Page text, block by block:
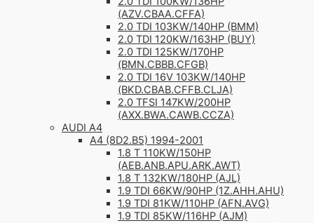
(AZV.CBAA.CFFA)
2.0 TDI 103KW/140HP (BMM)
2.0 TDI 120KW/163HP (BUY)
2.0 TDI 125KW/170HP
(BMN.CBBB.CFGB)
2.0 TDI 16V 103KW/140HP
(BKD.CBAB.CFFB.CLJA)
2.0 TFSI 147KW/200HP
(AXX.BWA.CAWB.CCZA)
AUDI A4
A4 (8D2.B5) 1994-2001
1.8 T 110KW/150HP
(AEB.ANB.APU.ARK.AWT)
1.8 T 132KW/180HP (AJL)
1.9 TDI 66KW/90HP (1Z.AHH.AHU)
1.9 TDI 81KW/110HP (AFN.AVG)
1.9 TDI 85KW/116HP (AJM)